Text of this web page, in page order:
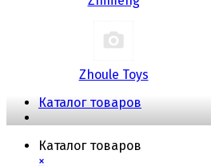
Zhoule Toys
Каталог товаров
Каталог товаров
×